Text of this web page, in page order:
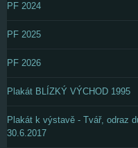
PF 2024
PF 2025
PF 2026
Plakát BLÍZKÝ VÝCHOD 1995
Plakát k výstavě - Tvář, odraz
30.6.2017